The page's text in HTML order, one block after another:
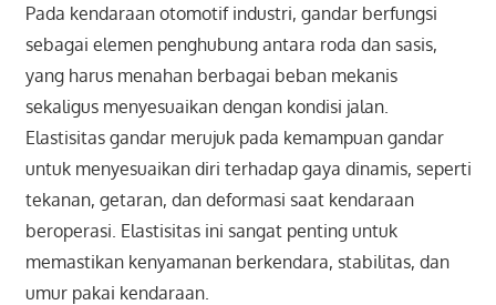
Pada kendaraan otomotif industri, gandar berfungsi
sebagai elemen penghubung antara roda dan sasis,
yang harus menahan berbagai beban mekanis
sekaligus menyesuaikan dengan kondisi jalan.
Elastisitas gandar merujuk pada kemampuan gandar
untuk menyesuaikan diri terhadap gaya dinamis, seperti
tekanan, getaran, dan deformasi saat kendaraan
beroperasi. Elastisitas ini sangat penting untuk
memastikan kenyamanan berkendara, stabilitas, dan
umur pakai kendaraan.